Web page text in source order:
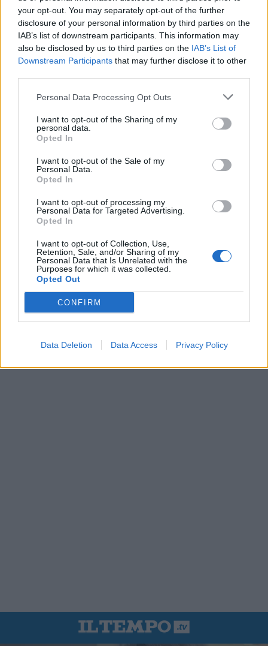
your opt-out. You may separately opt-out of the further
disclosure of your personal information by third parties on the
IAB’s list of downstream participants. This information may
also be disclosed by us to third parties on the IAB’s List of
Downstream Participants that may further disclose it to other
Personal Data Processing Opt Outs
I want to opt-out of the Sharing of my
personal data.
Opted In
I want to opt-out of the Sale of my
Personal Data.
Opted In
I want to opt-out of processing my
Personal Data for Targeted Advertising.
Opted In
I want to opt-out of Collection, Use,
Retention, Sale, and/or Sharing of my
Personal Data that Is Unrelated with the
Purposes for which it was collected.
Opted Out
CONFIRM
Data Deletion Data Access Privacy Policy
In evidenza